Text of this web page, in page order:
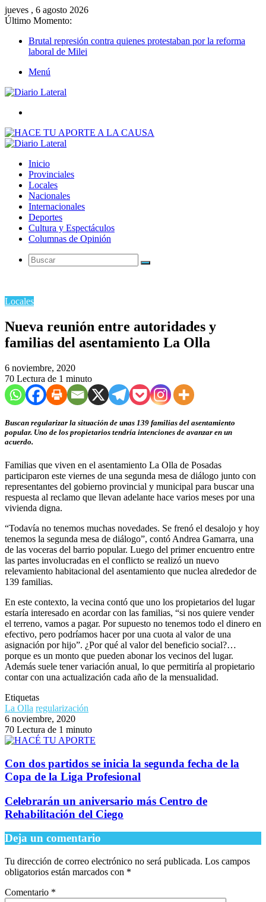
jueves , 6 agosto 2026
Último Momento:
Brutal represión contra quienes protestaban por la reforma
laboral de Milei
Menú
Inicio
Provinciales
Locales
Nacionales
Internacionales
Deportes
Cultura y Espectáculos
Columnas de Opinión
Buscar
Locales
Nueva reunión entre autoridades y
familias del asentamiento La Olla
6 noviembre, 2020
70 Lectura de 1 minuto
Buscan regularizar la situación de unas 139 familias del asentamiento
popular. Uno de los propietarios tendría intenciones de avanzar en un
acuerdo.
Familias que viven en el asentamiento La Olla de Posadas
participaron este viernes de una segunda mesa de diálogo junto con
representantes del gobierno provincial y municipal para buscar una
respuesta al reclamo que llevan adelante hace varios meses por una
vivienda digna.
“Todavía no tenemos muchas novedades. Se frenó el desalojo y hoy
tenemos la segunda mesa de diálogo”, contó Andrea Gamarra, una
de las voceras del barrio popular. Luego del primer encuentro entre
las partes involucradas en el conflicto se realizó un nuevo
relevamiento habitacional del asentamiento que nuclea alrededor de
139 familias.
En este contexto, la vecina contó que uno los propietarios del lugar
estaría interesado en acordar con las familias, “si nos quiere vender
el terreno, vamos a pagar. Por supuesto no tenemos todo el dinero en
efectivo, pero podríamos hacer por una cuota al valor de una
asignación por hijo”. ¿Por qué al valor del beneficio social?…
porque es un monto que pueden abonar los vecinos del lugar.
Además suele tener variación anual, lo que permitiría al propietario
contar con una actualización cada año de la mensualidad.
Etiquetas
La Olla regularización
6 noviembre, 2020
70 Lectura de 1 minuto
Con dos partidos se inicia la segunda fecha de la
Copa de la Liga Profesional
Celebrarán un aniversario más Centro de
Rehabilitación del Ciego
Deja un comentario
Tu dirección de correo electrónico no será publicada. Los campos
obligatorios están marcados con *
Comentario *